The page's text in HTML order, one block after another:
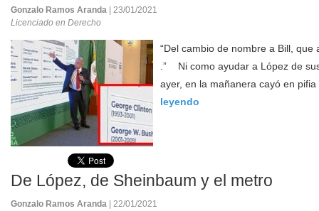
Gonzalo Ramos Aranda
| 23/01/2021
Licenciado en Derecho
“Del cambio de nombre a Bill, que
.” Ni como ayudar a López de
ayer, en la mañanera cayó en
leyendo
De López, de Sheinbaum y el metro
Gonzalo Ramos Aranda
| 22/01/2021